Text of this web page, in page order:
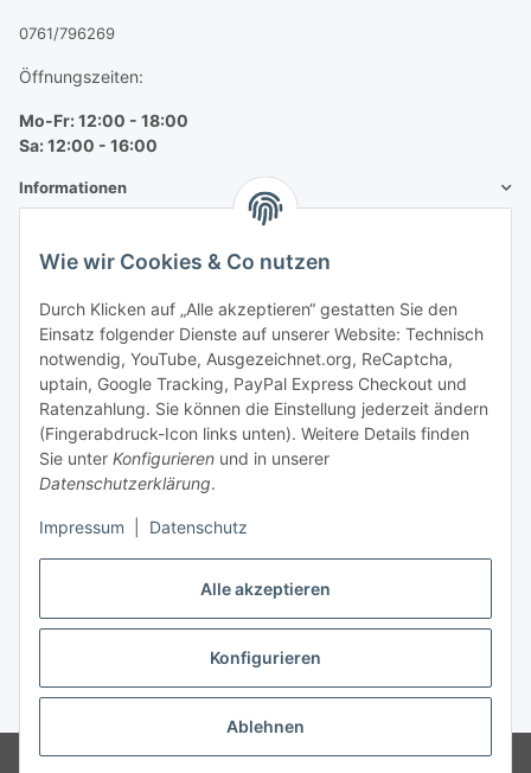
Alle akzeptieren
Konfigurieren
Ablehnen
Wie wir Cookies & Co nutzen
Durch Klicken auf „Alle akzeptieren“ gestatten Sie den
Einsatz folgender Dienste auf unserer Website: Technisch
notwendig, YouTube, Ausgezeichnet.org, ReCaptcha,
uptain, Google Tracking, PayPal Express Checkout und
Ratenzahlung. Sie können die Einstellung jederzeit ändern
(Fingerabdruck-Icon links unten). Weitere Details finden
Sie unter Konfigurieren und in unserer
Datenschutzerklärung.
Impressum Datenschutz
0761/796269
Öffnungszeiten:
Mo-Fr: 12:00 - 18:00
Sa: 12:00 - 16:00
Informationen
Mehr über
Bequem zahlen
Vertrag widerrufen
* Die Preise können im Online-Shop und im unseren örtlichen Laden
** Ausgenommen Erde-, Substrat- und Palettenversand.
© 1995-2026, LeoVersand.de